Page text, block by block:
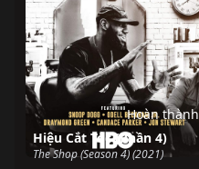
Hiệu Cắt Tóc (Phần 4)
The Shop (Season 4) (2021)
Hoàn thành